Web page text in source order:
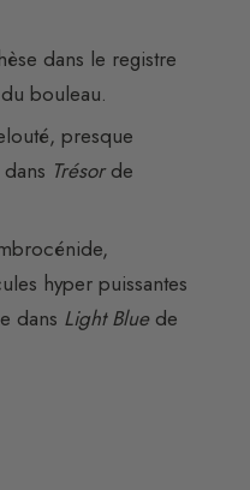
dans le registre
bouleau.
presque
Trésorde
hyper puissantes
dans Light Bluede